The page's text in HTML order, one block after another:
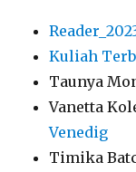
Kuliah
Taunya
Vanetta
Venedig
Timika